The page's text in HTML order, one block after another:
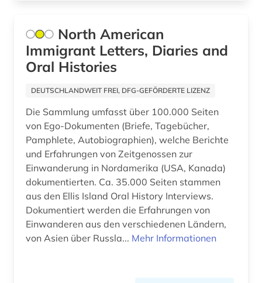
altbestand (1)
altenglisch (1)
altenheim (1)
altenmedizin (1)
altenpflege (3)
alter (1)
alter druck (1)
North American
Immigrant Letters, Diaries and
Oral Histories
DEUTSCHLANDWEIT FREI, DFG-GEFÖRDERTE LIZENZ
Die Sammlung umfasst über 100.000 Seiten
von Ego-Dokumenten (Briefe, Tagebücher,
Pamphlete, Autobiographien), welche Berichte
und Erfahrungen von Zeitgenossen zur
Einwanderung in Nordamerika (USA, Kanada)
dokumentierten. Ca. 35.000 Seiten stammen
aus den Ellis Island Oral History Interviews.
Dokumentiert werden die Erfahrungen von
Einwanderen aus den verschiedenen Ländern,
von Asien über Russla... Mehr Informationen